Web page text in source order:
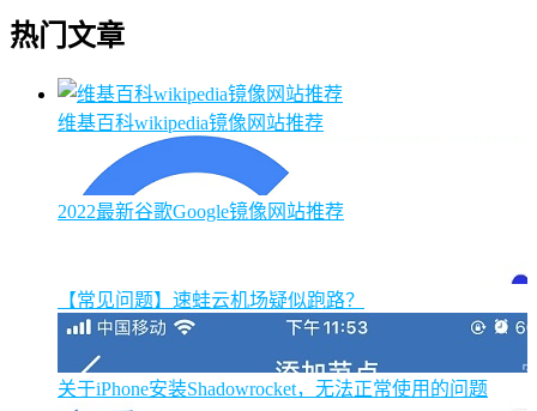
热门文章
维基百科wikipedia镜像网站推荐
2022最新谷歌Google镜像网站推荐
【常见问题】速蛙云机场疑似跑路？
关于iPhone安装Shadowrocket，无法正常使用的问题